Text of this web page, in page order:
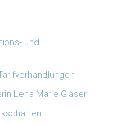
und
Lena Marie Glaser